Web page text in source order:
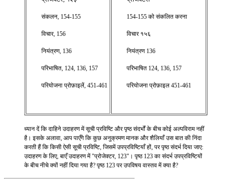
संकलन, 154-155
विचार, 156
नियंत्रण, 136
परिभाषित, 124, 136, 157
परियोजना प्रोफ़ाइलें, 451-461
154-155 को संकलित करना
विचार १५६
नियंत्रण 136
परिभाषित 124, 136, 157
परियोजना प्रोफ़ाइल 451-461
ध्यान दें कि दाहिने उदाहरण में सूची प्रविष्टि और पृष्ठ संदर्भों के बीच कोई अल्पविराम नहीं
है। इसके अलावा, आप पाएँगे कि कुछ अनुक्रमण मानक और शैलियाँ उस बात की निंदा
करती हैं कि किसी ऐसी सूची प्रविष्टि, जिसमें उपप्रविष्टियाँ हों, पर पृष्ठ संदर्भ दिया जाए:
उदाहरण के लिए, बाएँ उदाहरण में "प्रोजेक्टर, 123"। पृष्ठ 123 का संदर्भ उपप्रविष्टियों
के बीच नीचे क्यों नहीं दिया गया है? पृष्ठ 123 पर उपविषय वास्तव में क्या है?